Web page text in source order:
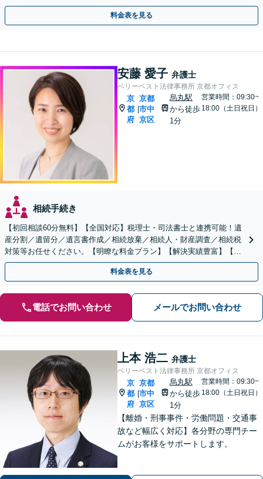
張相談も対応します【Web面談可】【初回相談無料】
料金表を見る
安藤 愛子 弁護士
ベリーベスト法律事務所 京都オフィス
京
都
府
京都
市中
京区
烏丸駅
から徒歩
1分
営業時間：09:30~
18:00（土日祝日）
相続手続き
【初回相談60分無料】【全国対応】税理士・司法書士と連携可能！遺
産分割／遺留分／遺言書作成／相続放棄／相続人・財産調査／相続税
対策等お任せください。【明瞭な料金プラン】【解決実績豊富】【電
話相談可】
料金表を見る
電話でお問い合わせ メールでお問い合わせ
上本 浩二 弁護士
ベリーベスト法律事務所 京都オフィス
京
都
府
京都
市中
京区
烏丸駅
から徒歩
1分
営業時間：09:30~
18:00（土日祝日）
【離婚・刑事事件・労働問題・交通事
故など幅広く対応】各分野の専門チー
ムがお客様をサポートします。